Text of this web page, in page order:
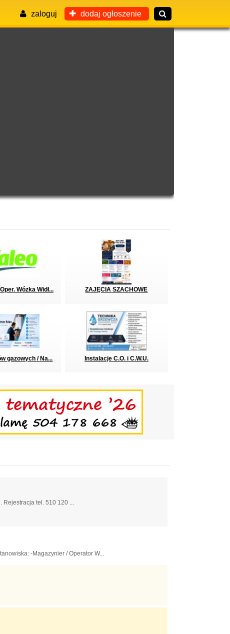
zaloguj dodaj ogłoszenie
Wózka Widł... ZAJĘCIA SZACHOWE
gazowych / Na... Instalacje C.O. i C.W.U.
Rejestracja tel. 510 120 ...
-Magazynier / Operator W...